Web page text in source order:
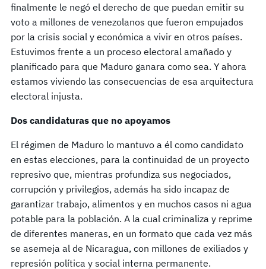
finalmente le negó el derecho de que puedan emitir su
voto a millones de venezolanos que fueron empujados
por la crisis social y económica a vivir en otros países.
Estuvimos frente a un proceso electoral amañado y
planificado para que Maduro ganara como sea. Y ahora
estamos viviendo las consecuencias de esa arquitectura
electoral injusta.
Dos candidaturas que no apoyamos
El régimen de Maduro lo mantuvo a él como candidato
en estas elecciones, para la continuidad de un proyecto
represivo que, mientras profundiza sus negociados,
corrupción y privilegios, además ha sido incapaz de
garantizar trabajo, alimentos y en muchos casos ni agua
potable para la población. A la cual criminaliza y reprime
de diferentes maneras, en un formato que cada vez más
se asemeja al de Nicaragua, con millones de exiliados y
represión política y social interna permanente.